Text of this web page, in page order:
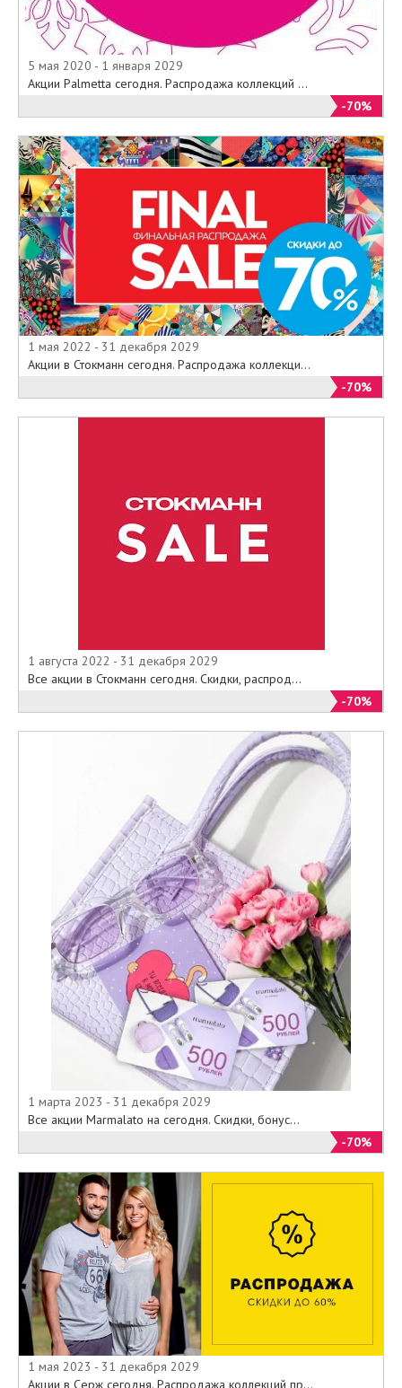
5 мая 2020 - 1 января 2029
Акции Palmetta сегодня. Распродажа коллекций ...
-70%
1 мая 2022 - 31 декабря 2029
Акции в Стокманн сегодня. Распродажа коллекци...
-70%
1 августа 2022 - 31 декабря 2029
Все акции в Стокманн сегодня. Скидки, распрод...
-70%
1 марта 2023 - 31 декабря 2029
Все акции Marmalato на сегодня. Скидки, бонус...
-70%
1 мая 2023 - 31 декабря 2029
Акции в Серж сегодня. Распродажа коллекций пр...